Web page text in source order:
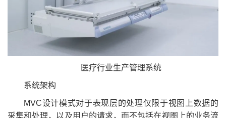
医疗行业生产管理系统
系统架构
MVC设计模式对于表现层的处理仅限于视图上数据的
采集和处理，以及用户的请求，而不包括在视图上的业务流